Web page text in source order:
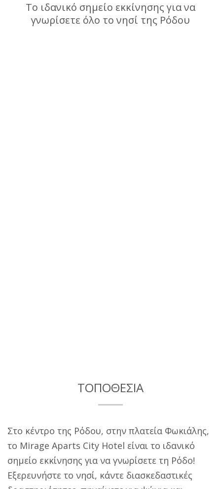
Το ιδανικό σημείο εκκίνησης για να
γνωρίσετε όλο το νησί της Ρόδου
ΤΟΠΟΘΕΣΙΑ
Στο κέντρο της Ρόδου, στην πλατεία Φωκιάλης,
το Mirage Aparts City Hotel είναι το ιδανικό
σημείο εκκίνησης για να γνωρίσετε τη Ρόδο!
Εξερευνήστε το νησί, κάντε διασκεδαστικές